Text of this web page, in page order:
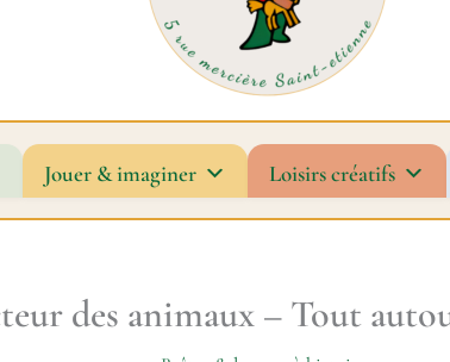
Jouer & imaginer Loisirs créatifs
des animaux – Tout